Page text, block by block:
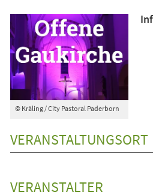
© Kräling / City Pastoral Paderborn
VERANSTALTUNGSORT
VERANSTALTER